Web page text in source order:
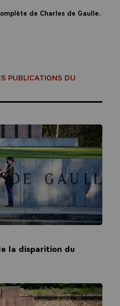
de Charles de Gaulle.
de Charles de Gaulle.
PUBLICATIONS DU
la disparition du